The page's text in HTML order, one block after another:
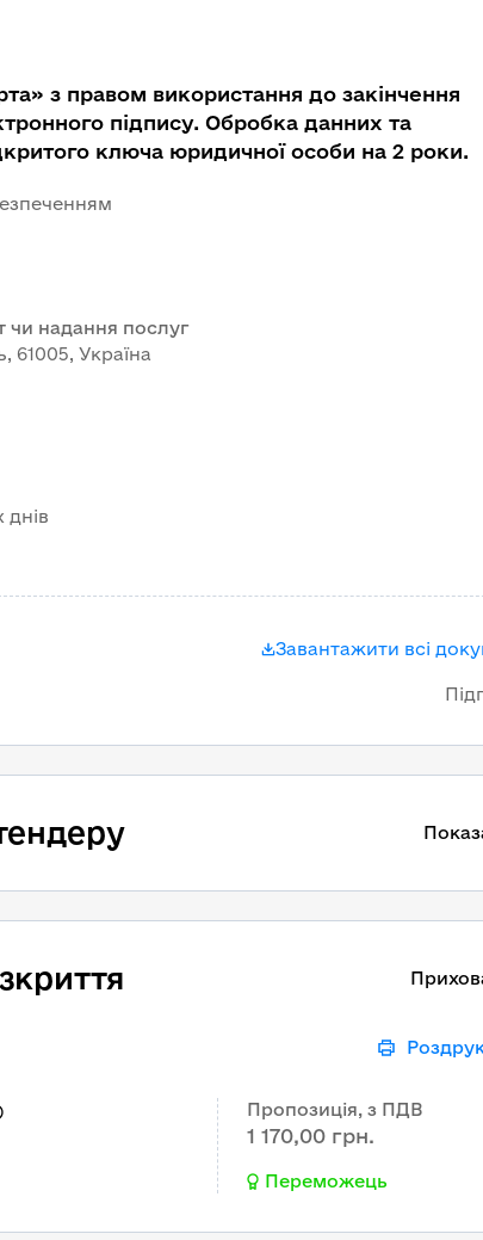
з правом використання до закінчення
підпису. Обробка данних та
ключа юридичної особи на 2 роки.
чи надання послуг
61005, Україна
днів
Завантажити всі
Пропозиція, з ПДВ
1 170,00 грн.
Переможець